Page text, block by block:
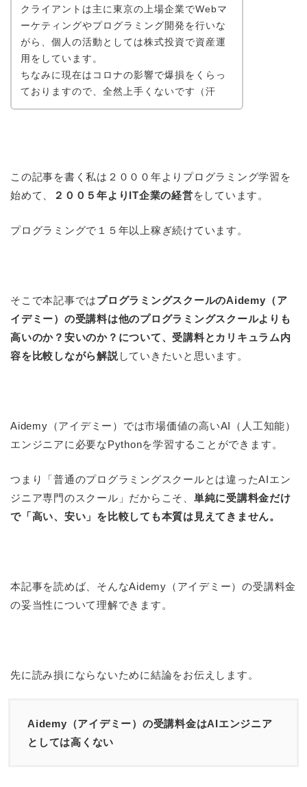
クライアントは主に東京の上場企業でWebマ
ーケティングやプログラミング開発を行いな
がら、個人の活動としては株式投資で資産運
用をしています。
ちなみに現在はコロナの影響で爆損をくらっ
ておりますので、全然上手くないです（汗
この記事を書く私は２０００年よりプログラミング学習を
始めて、
２００５年よりIT企業の経営をしています。
プログラミングで１５年以上稼ぎ続けています。
そこで本記事ではプログラミングスクールのAidemy（ア
イデミー）の受講料は他のプログラミングスクールよりも
高いのか？安いのか？について、受講料とカリキュラム内
容を比較しながら解説 していきたいと思います。
Aidemy（アイデミー）では市場価値の高いAI（人工知能）
エンジニアに必要なPythonを学習することができます。
つまり「普通のプログラミングスクールとは違ったAIエン
ジニア専門のスクール」だからこそ、 単純に受講料金だけ
で「高い、安い」を比較しても本質は見えてきません。
本記事を読めば、そんなAidemy（アイデミー）の受講料金
の妥当性について理解できます。
先に読み損にならないために結論をお伝えします。
Aidemy（アイデミー）の受講料金はAIエンジニア
としては高くない